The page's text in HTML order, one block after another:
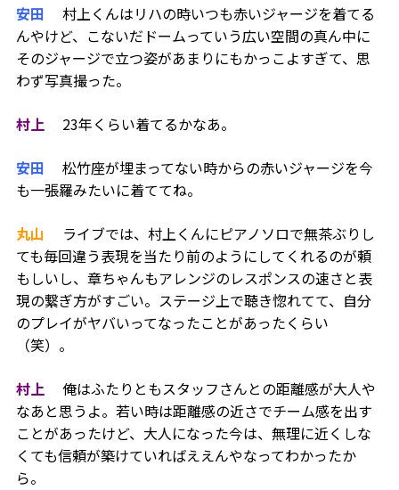
安田 村上くんはリハの時いつも赤いジャージを着てる
んやけど、こないだドームっていう広い空間の真ん中に
そのジャージで立つ姿があまりにもかっこよすぎて、思
わず写真撮った。
村上 23年くらい着てるかなあ。
安田 松竹座が埋まってない時からの赤いジャージを今
も一張羅みたいに着ててね。
丸山 ライブでは、村上くんにピアノソロで無茶ぶりし
ても毎回違う表現を当たり前のようにしてくれるのが頼
もしいし、章ちゃんもアレンジのレスポンスの速さと表
現の繋ぎ方がすごい。ステージ上で聴き惚れてて、自分
のプレイがヤバいってなったことがあったくらい
（笑）。
村上俺はふたりともスタッフさんとの距離感が大人や
なあと思うよ。若い時は距離感の近さでチーム感を出す
ことがあったけど、大人になった今は、無理に近くしな
くても信頼が築けていればええんやなってわかったか
ら。